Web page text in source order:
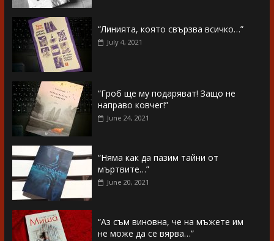
“Линията, която свързва всичко…”
July 4, 2021
“Гроб ще му подаряват! Защо не
направо ковчег!”
June 24, 2021
“Няма как да пазим тайни от
мъртвите…”
June 20, 2021
“Аз съм виновна, че на мъжете им
не може да се вярва…”